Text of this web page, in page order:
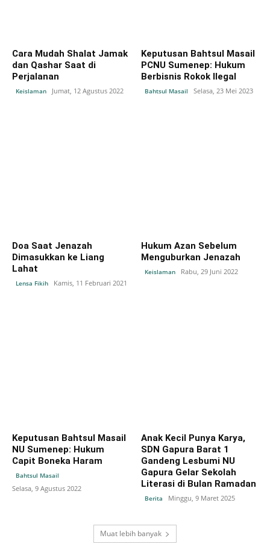
Cara Mudah Shalat Jamak
dan Qashar Saat di
Perjalanan
Keislaman Jumat, 12 Agustus 2022
Keputusan Bahtsul Masail
PCNU Sumenep: Hukum
Berbisnis Rokok Ilegal
Bahtsul Masail Selasa, 23 Mei 2023
Doa Saat Jenazah
Dimasukkan ke Liang
Lahat
Lensa Fikih Kamis, 11 Februari 2021
Hukum Azan Sebelum
Menguburkan Jenazah
Keislaman Rabu, 29 Juni 2022
Keputusan Bahtsul Masail
NU Sumenep: Hukum
Capit Boneka Haram
Bahtsul Masail
Selasa, 9 Agustus 2022
Anak Kecil Punya Karya,
SDN Gapura Barat 1
Gandeng Lesbumi NU
Gapura Gelar Sekolah
Literasi di Bulan Ramadan
Berita Minggu, 9 Maret 2025
Muat lebih banyak